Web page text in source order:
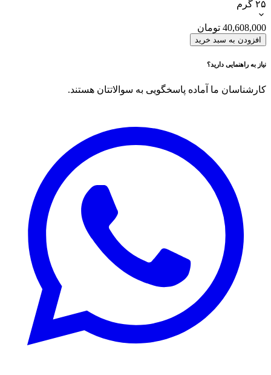
۲۵ گرم
40,608,000 تومان
افزودن به سبد خرید
نیاز به راهنمایی دارید؟
کارشناسان ما آماده پاسخگویی به سوالاتتان هستند.